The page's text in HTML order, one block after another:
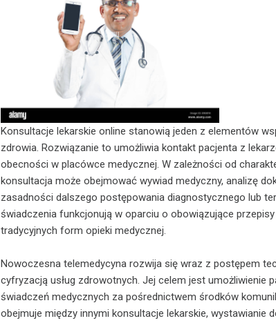
Konsultacje lekarskie online stanowią jeden z elementów
zdrowia. Rozwiązanie to umożliwia kontakt pacjenta z
obecności w placówce medycznej. W zależności od
konsultacja może obejmować wywiad medyczny, analizę
zasadności dalszego postępowania diagnostycznego lub
świadczenia funkcjonują w oparciu o obowiązujące
tradycyjnych form opieki medycznej.
Nowoczesna telemedycyna rozwija się wraz z postępem
cyfryzacją usług zdrowotnych. Jej celem jest umożliwienie
świadczeń medycznych za pośrednictwem środków
obejmuje między innymi konsultacje lekarskie, wystawianie